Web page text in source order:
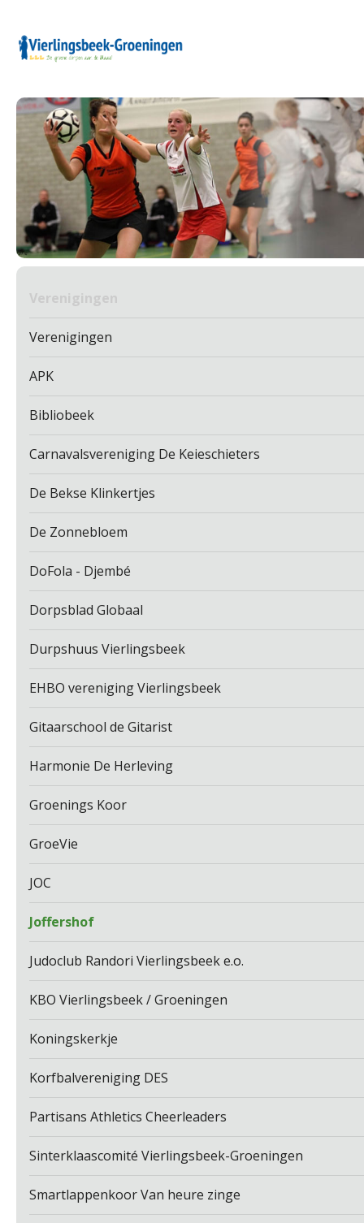
Verenigingen
Verenigingen
APK
Bibliobeek
Carnavalsvereniging De Keieschieters
De Bekse Klinkertjes
De Zonnebloem
DoFola - Djembé
Dorpsblad Globaal
Durpshuus Vierlingsbeek
EHBO vereniging Vierlingsbeek
Gitaarschool de Gitarist
Harmonie De Herleving
Groenings Koor
GroeVie
JOC
Joffershof
Judoclub Randori Vierlingsbeek e.o.
KBO Vierlingsbeek / Groeningen
Koningskerkje
Korfbalvereniging DES
Partisans Athletics Cheerleaders
Sinterklaascomité Vierlingsbeek-Groeningen
Smartlappenkoor Van heure zinge